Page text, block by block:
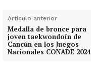
Artículo anterior
Medalla de bronce para
joven taekwondoín de
Cancún en los Juegos
Nacionales CONADE 2024